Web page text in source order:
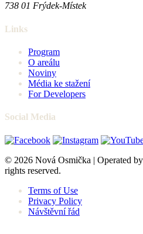
738 01 Frýdek-Místek
Links
Program
O areálu
Noviny
Média ke stažení
For Developers
Social Media
© 2026 Nová Osmička | Operated
rights reserved.
Terms of Use
Privacy Policy
Návštěvní řád